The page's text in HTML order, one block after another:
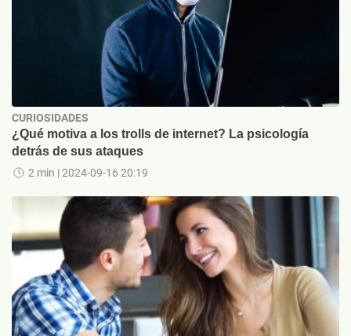
CURIOSIDADES
¿Qué motiva a los trolls de internet? La psicología
detrás de sus ataques
2 min | 2024-09-16 20:19